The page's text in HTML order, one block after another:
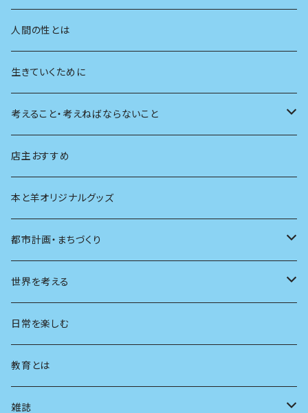
学校
動物
植物
天体
生物
人間の性とは
生きていくために
考えること・考えねばならないこと
創元社 シリーズ「あいだで考える」
店主おすすめ
本と羊オリジナルグッズ
都市計画・まちづくり
都市
地方
まちづくり
コミュニティ
世界を考える
思想
日常を楽しむ
教育とは
雑誌